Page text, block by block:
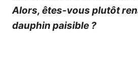
Alors, êtes-vous plutôt
dauphin paisible ?